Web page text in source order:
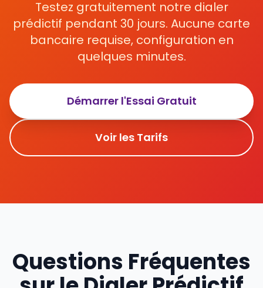
Testez gratuitement notre dialer
prédictif pendant 30 jours. Aucune carte
bancaire requise, configuration en
quelques minutes.
Démarrer l'Essai Gratuit
Voir les Tarifs
Questions Fréquentes